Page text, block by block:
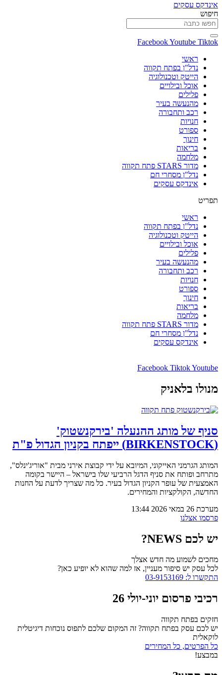
אינדקס עסקים
חיפוש
FacebookYoutube Tiktok
ראשי
נדל"ן בפתח תקווה
הייטק וטכנולוגיה
אוכל ובילויים
פלילים
מהנעשה בעיר
רכב ותחבורה
חנויות
ספורט
חינוך
בריאות
מלחמה
מדור STARS פתח תקווה
נדל"ן מסחרי חם
אינדקס עסקים
תפריט
ראשי
נדל"ן בפתח תקווה
הייטק וטכנולוגיה
אוכל ובילויים
פלילים
מהנעשה בעיר
רכב ותחבורה
חנויות
ספורט
חינוך
בריאות
מלחמה
מדור STARS פתח תקווה
נדל"ן מסחרי חם
אינדקס עסקים
Facebook TiktokYoutube
מנולו בלאניק
סניף של מותג ההנעלה 'בירקנשטוק'
(BIRKENSTOCK) ייפתח בקניון הגדול פ"ת
המותג הגרמני האייקוני, המיובא על ידי קבוצת אירני מבית "אוריג'ינלס",
מתרחב ופותח את סניף הדגל הרביעי שלו בישראל – היישר בקומה
האמצעית של עופר הקניון הגדול בעיר. כל מה שצריך לדעת על החנות
החדשה, הקולקציות והמחירים.
מערכת 26 במאי 2026
13:44
פרסמו אצלנו
יש לכם NEWS?
מחכים לשמוע מה חדש אצלך
לכל עסק יש סיפור מעניין, אז למה שהוא לא יופיע כאן?
התקשרו ל: 03-9153169
רכיבי פרסום יוני-יולי 26
חזקים בפתח תקווה
יש לכם עסק בפתח תקווה? זה המקום שלכם לתפוס נוכחות דיגיטלית
לוקאלית
כל הפרטים, כל המחירים
במבצע!